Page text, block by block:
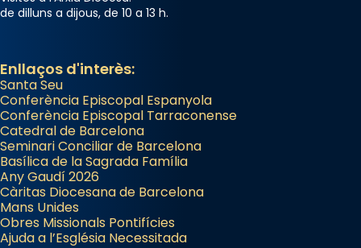
Photo
de dilluns a dijous, de 10 a 13 h.
Enllaços d'interès:
Santa Seu
Conferència Episcopal Espanyola
Conferència Episcopal Tarraconense
Catedral de Barcelona
Seminari Conciliar de Barcelona
Basílica de la Sagrada Família
Any Gaudí 2026
Càritas Diocesana de Barcelona
Mans Unides
Obres Missionals Pontifícies
Ajuda a l’Església Necessitada